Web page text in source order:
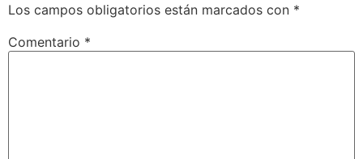
Los campos obligatorios están marcados con *
Comentario *